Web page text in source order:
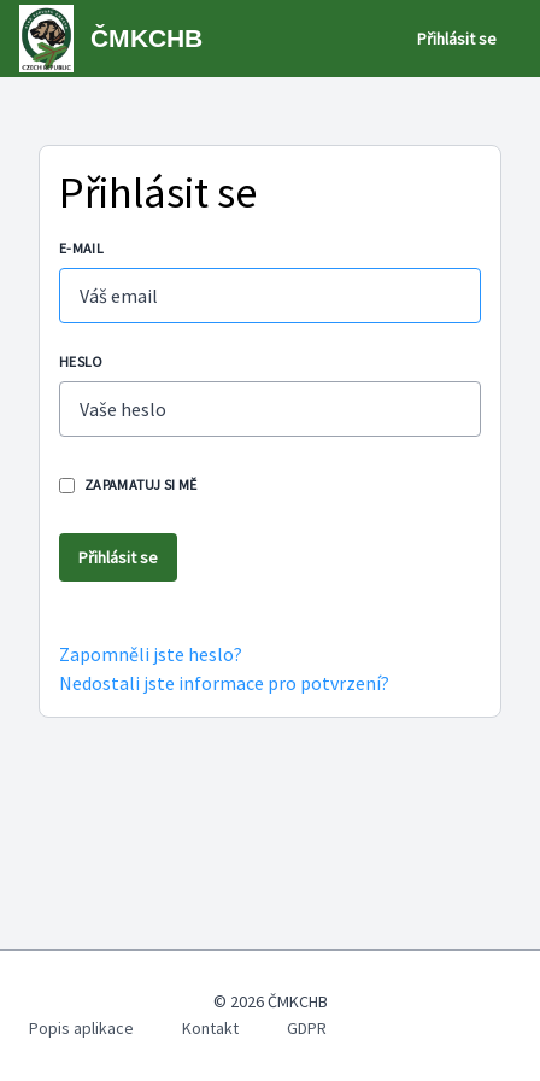
ČMKCHB Přihlásit se
Přihlásit se
E-MAIL
HESLO
ZAPAMATUJ SI MĚ
Zapomněli jste heslo?
Nedostali jste informace pro potvrzení?
Popis aplikace Kontakt GDPR
© 2026 ČMKCHB